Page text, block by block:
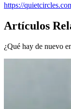
https://
Artículos
¿Qué hay de nuevo